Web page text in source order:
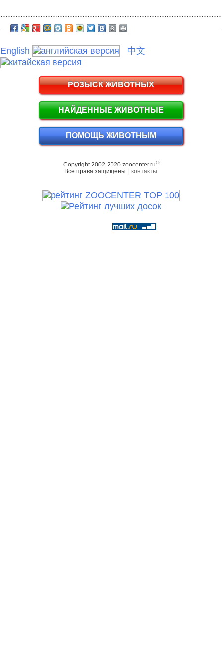
English 中文
РОЗЫСК ЖИВОТНЫХ
НАЙДЕННЫЕ ЖИВОТНЫЕ
ПОМОЩЬ ЖИВОТНЫМ
Copyright 2002-2020 zoocenter.ru©
Все права защищены | контакты